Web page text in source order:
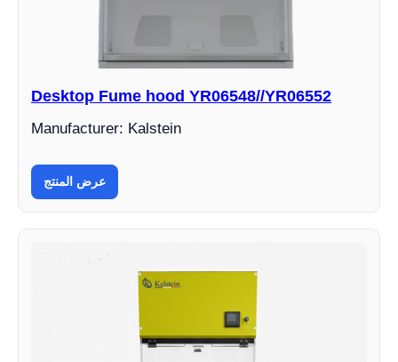
Desktop Fume hood YR06548//YR06552
Manufacturer: Kalstein
عرض المنتج